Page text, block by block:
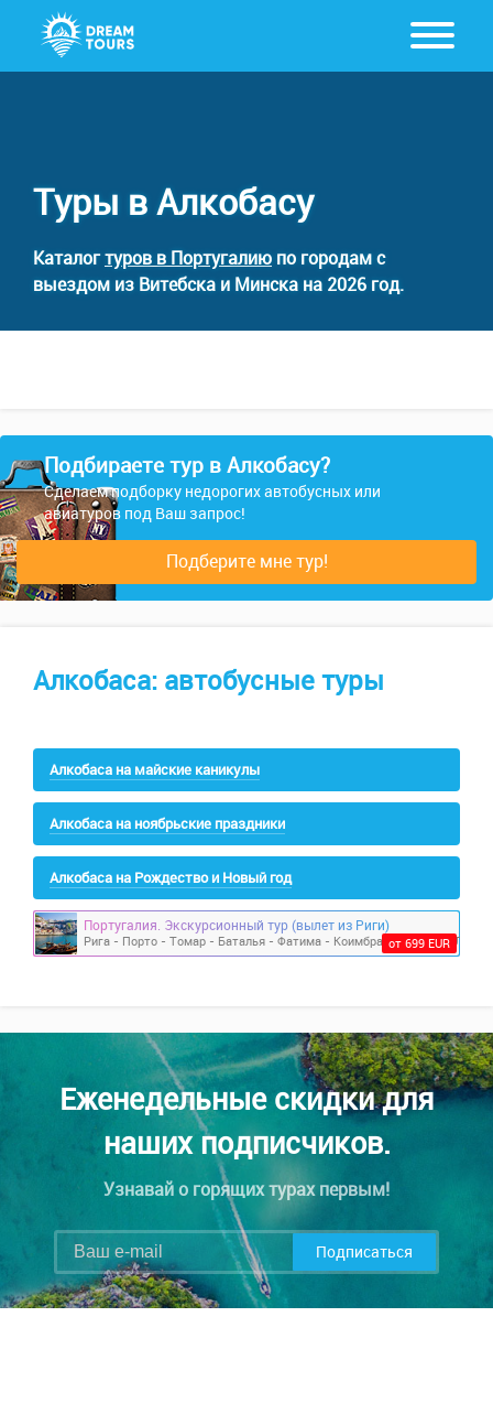
Туры в Алкобасу
Каталогтуров в Португалию по городам с
выездом из Витебска и Минска на 2026 год.
Подбираете тур в Алкобасу?
Сделаем подборку недорогих автобусных или
авиатуров под Ваш запрос!
Подберите мне тур!
Алкобаса: автобусные туры
Алкобаса на майские каникулы
Алкобаса на ноябрьские праздники
Алкобаса на Рождество и Новый год
Португалия. Экскурсионный тур (вылет из Риги)
от 699 EUR
Еженедельные скидки для
наших подписчиков.
Узнавай о горящих турах первым!
Подписаться